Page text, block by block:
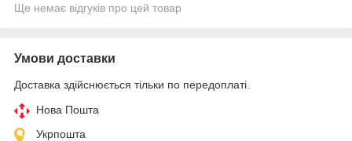
Ще немає відгуків про цей товар
Умови доставки
Доставка здійснюється тільки по передоплаті.
Нова Пошта
Укрпошта